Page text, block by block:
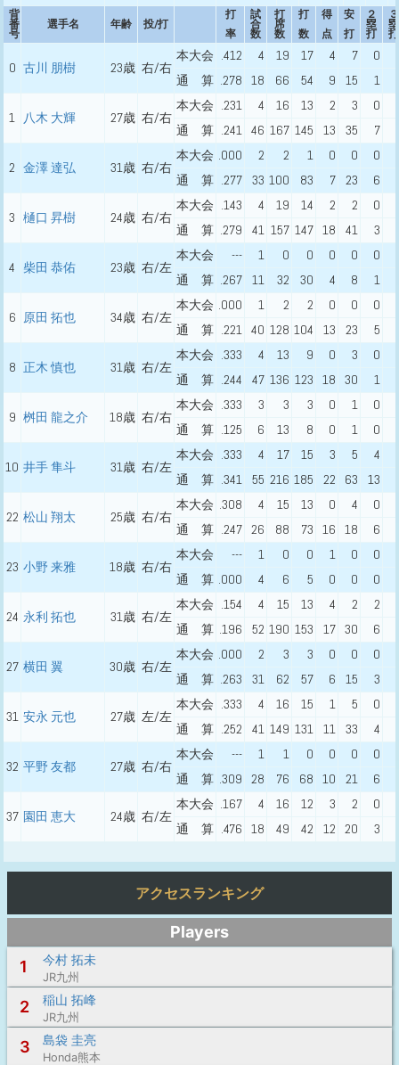
背
番
号
選手名 年齢 投/打
打
率
試
合
数
打
席
数
打
数
得
点
安
打
２
塁
打
３
塁
打
0 古川 朋樹 23歳 右/右
本大会 .412 4 19 17 4 7 0
通 算 .278 18 66 54 9 15 1
1 八木 大輝 27歳 右/右
本大会 .231 4 16 13 2 3 0
通 算 .241 46 167 145 13 35 7
2 金澤 達弘 31歳 右/右
本大会 .000 2 2 1 0 0 0
通 算 .277 33 100 83 7 23 6
3 樋口 昇樹 24歳 右/右
本大会 .143 4 19 14 2 2 0
通 算 .279 41 157 147 18 41 3
4 柴田 恭佑 23歳 右/左
本大会 --- 1 0 0 0 0 0
通 算 .267 11 32 30 4 8 1
6 原田 拓也 34歳 右/左
本大会 .000 1 2 2 0 0 0
通 算 .221 40 128 104 13 23 5
8 正木 慎也 31歳 右/左
本大会 .333 4 13 9 0 3 0
通 算 .244 47 136 123 18 30 1
9 桝田 龍之介 18歳 右/右
本大会 .333 3 3 3 0 1 0
通 算 .125 6 13 8 0 1 0
10 井手 隼斗 31歳 右/左
本大会 .333 4 17 15 3 5 4
通 算 .341 55 216 185 22 63 13
22 松山 翔太 25歳 右/右
本大会 .308 4 15 13 0 4 0
通 算 .247 26 88 73 16 18 6
23 小野 来雅 18歳 右/右
本大会 --- 1 0 0 1 0 0
通 算 .000 4 6 5 0 0 0
24 永利 拓也 31歳 右/左
本大会 .154 4 15 13 4 2 2
通 算 .196 52 190 153 17 30 6
27 横田 翼 30歳 右/左
本大会 .000 2 3 3 0 0 0
通 算 .263 31 62 57 6 15 3
31 安永 元也 27歳 左/左
本大会 .333 4 16 15 1 5 0
通 算 .252 41 149 131 11 33 4
32 平野 友都 27歳 右/右
本大会 --- 1 1 0 0 0 0
通 算 .309 28 76 68 10 21 6
37 園田 恵大 24歳 右/左
本大会 .167 4 16 12 3 2 0
通 算 .476 18 49 42 12 20 3
アクセスランキング
Players
1
今村 拓未
JR九州
2 稲山 拓峰
JR九州
3 島袋 圭亮
Honda熊本